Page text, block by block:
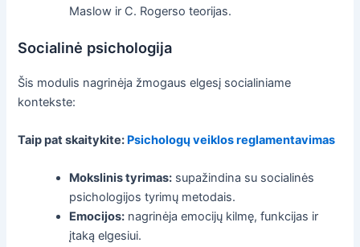
Maslow ir C. Rogerso teorijas.
Socialinė psichologija
Šis modulis nagrinėja žmogaus elgesį socialiniame
kontekste:
Taip pat skaitykite: Psichologų veiklos reglamentavimas
Mokslinis tyrimas: supažindina su socialinės
psichologijos tyrimų metodais.
Emocijos: nagrinėja emocijų kilmę, funkcijas ir
įtaką elgesiui.